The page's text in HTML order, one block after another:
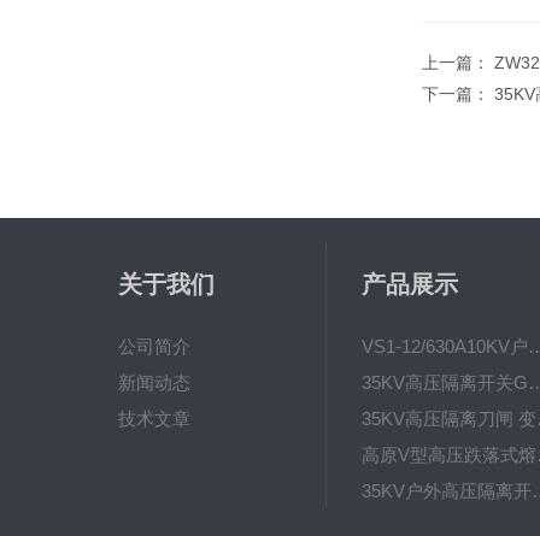
上一篇：
下一篇： 35KV
关于我们
公司简介
新闻动态
技术文章
产品展示
VS1-12/630A10KV
35KV高压隔离开关
高
35KV户外